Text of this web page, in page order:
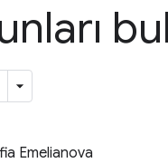
Emelianova